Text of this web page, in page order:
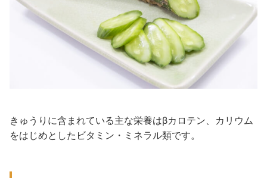
きゅうりに含まれている主な栄養はβカロテン、カリウム
をはじめとしたビタミン・ミネラル類です。